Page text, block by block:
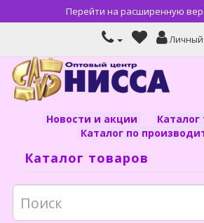
Перейти на расширенную
Личный
Новости и акции
Каталог
Каталог по
Каталог товаров